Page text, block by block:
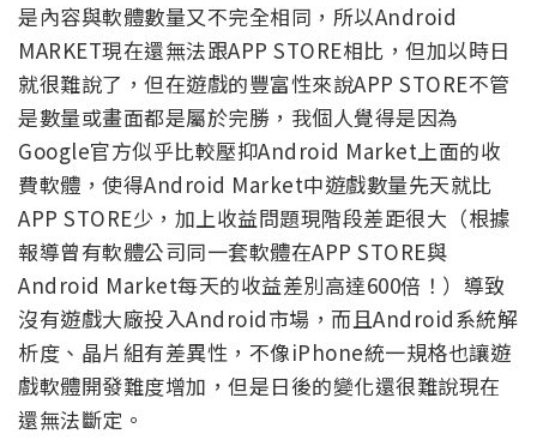
是內容與軟體數量又不完全相同，所以Android
MARKET現在還無法跟APP STORE相比，但加以時日
就很難說了，但在遊戲的豐富性來說APP STORE不管
是數量或畫面都是屬於完勝，我個人覺得是因為
Google官方似乎比較壓抑Android Market上面的收
費軟體，使得Android Market中遊戲數量先天就比
APP STORE少，加上收益問題現階段差距很大（根據
報導曾有軟體公司同一套軟體在APP STORE與
Android Market每天的收益差別高達600倍！）導致
沒有遊戲大廠投入Android市場，而且Android系統解
析度、晶片組有差異性，不像iPhone統一規格也讓遊
戲軟體開發難度增加，但是日後的變化還很難說現在
還無法斷定。